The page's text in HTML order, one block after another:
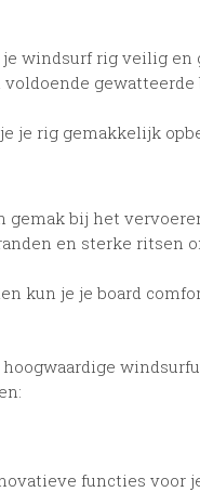
windsurf rig veilig en
je rig gemakkelijk
bij het
en sterke ritsen
kun je je board
functies voor